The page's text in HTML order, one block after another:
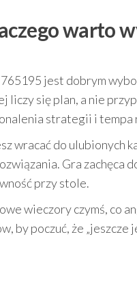
warto
jest dobrym
liczy się plan, a nie
strategii i
wracać do ulubionych
Gra zachęca
przy stole.
wieczory czymś, co
by poczuć, że „jeszcze